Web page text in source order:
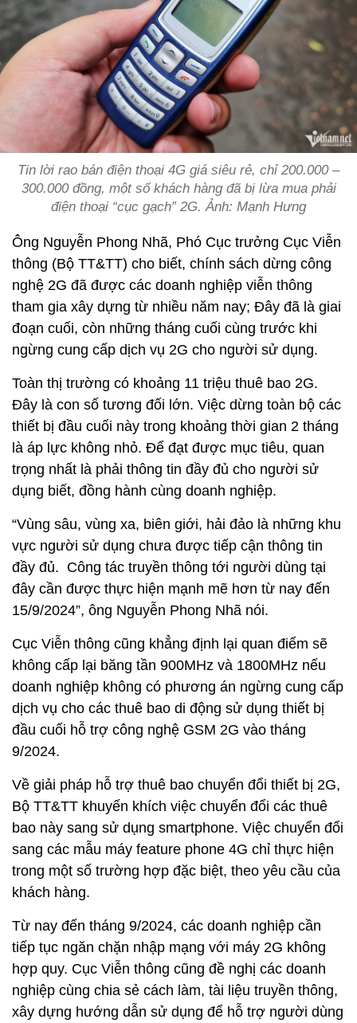
Tin lời rao bán điện thoại 4G giá siêu rẻ, chỉ 200.000 –
300.000 đồng, một số khách hàng đã bị lừa mua phải
điện thoại “cục gạch” 2G. Ảnh: Mạnh Hưng
Ông Nguyễn Phong Nhã, Phó Cục trưởng Cục Viễn
thông (Bộ TT&TT) cho biết, chính sách dừng công
nghệ 2G đã được các doanh nghiệp viễn thông
tham gia xây dựng từ nhiều năm nay; Đây đã là giai
đoạn cuối, còn những tháng cuối cùng trước khi
ngừng cung cấp dịch vụ 2G cho người sử dụng.
Toàn thị trường có khoảng 11 triệu thuê bao 2G.
Đây là con số tương đối lớn. Việc dừng toàn bộ các
thiết bị đầu cuối này trong khoảng thời gian 2 tháng
là áp lực không nhỏ. Để đạt được mục tiêu, quan
trọng nhất là phải thông tin đầy đủ cho người sử
dụng biết, đồng hành cùng doanh nghiệp.
“Vùng sâu, vùng xa, biên giới, hải đảo là những khu
vực người sử dụng chưa được tiếp cận thông tin
đầy đủ. Công tác truyền thông tới người dùng tại
đây cần được thực hiện mạnh mẽ hơn từ nay đến
15/9/2024”, ông Nguyễn Phong Nhã nói.
Cục Viễn thông cũng khẳng định lại quan điểm sẽ
không cấp lại băng tần 900MHz và 1800MHz nếu
doanh nghiệp không có phương án ngừng cung cấp
dịch vụ cho các thuê bao di động sử dụng thiết bị
đầu cuối hỗ trợ công nghệ GSM 2G vào tháng
9/2024.
Về giải pháp hỗ trợ thuê bao chuyển đổi thiết bị 2G,
Bộ TT&TT khuyến khích việc chuyển đổi các thuê
bao này sang sử dụng smartphone. Việc chuyển đổi
sang các mẫu máy feature phone 4G chỉ thực hiện
trong một số trường hợp đặc biệt, theo yêu cầu của
khách hàng.
Từ nay đến tháng 9/2024, các doanh nghiệp cần
tiếp tục ngăn chặn nhập mạng với máy 2G không
hợp quy. Cục Viễn thông cũng đề nghị các doanh
nghiệp cùng chia sẻ cách làm, tài liệu truyền thông,
xây dựng hướng dẫn sử dụng để hỗ trợ người dùng